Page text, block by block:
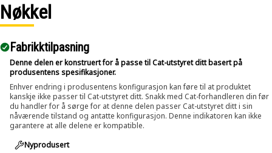
Nøkkel
Fabrikktilpasning
Denne delen er konstruert for å passe til Cat-utstyret ditt basert på
produsentens spesifikasjoner.
Enhver endring i produsentens konfigurasjon kan føre til at produktet
kanskje ikke passer til Cat-utstyret ditt. Snakk med Cat-forhandleren din før
du handler for å sørge for at denne delen passer Cat-utstyret ditt i sin
nåværende tilstand og antatte konfigurasjon. Denne indikatoren kan ikke
garantere at alle delene er kompatible.
Nyprodusert